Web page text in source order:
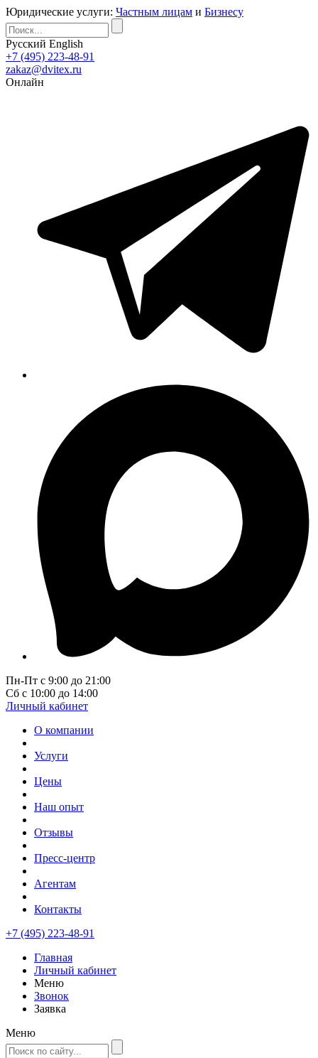
Юридические услуги: Частным лицам и Бизнесу
Русский English
+7 (495) 223-48-91
zakaz@dvitex.ru
Онлайн
Пн-Пт с 9:00 до 21:00
Сб с 10:00 до 14:00
Личный кабинет
О компании
Услуги
Цены
Наш опыт
Отзывы
Пресс-центр
Агентам
Контакты
+7 (495) 223-48-91
Главная
Личный кабинет
Меню
Звонок
Заявка
Меню